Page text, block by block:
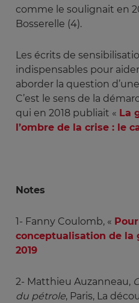
comme le soulignait en
Bosserelle (4).
Les écrits de
indispensables pour
aborder la question
C’est le sens de la
qui en 2018 publiait « La
l’ombre de la crise : le
Notes
1- Fanny Coulomb, «
conceptualisation de la
2019
2- Matthieu Auzanneau,
du pétrole, Paris, La